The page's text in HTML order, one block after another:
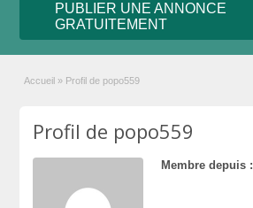
PUBLIER UNE ANNONCE
GRATUITEMENT
Accueil » Profil de popo559
Profil de popo559
Membre depuis :